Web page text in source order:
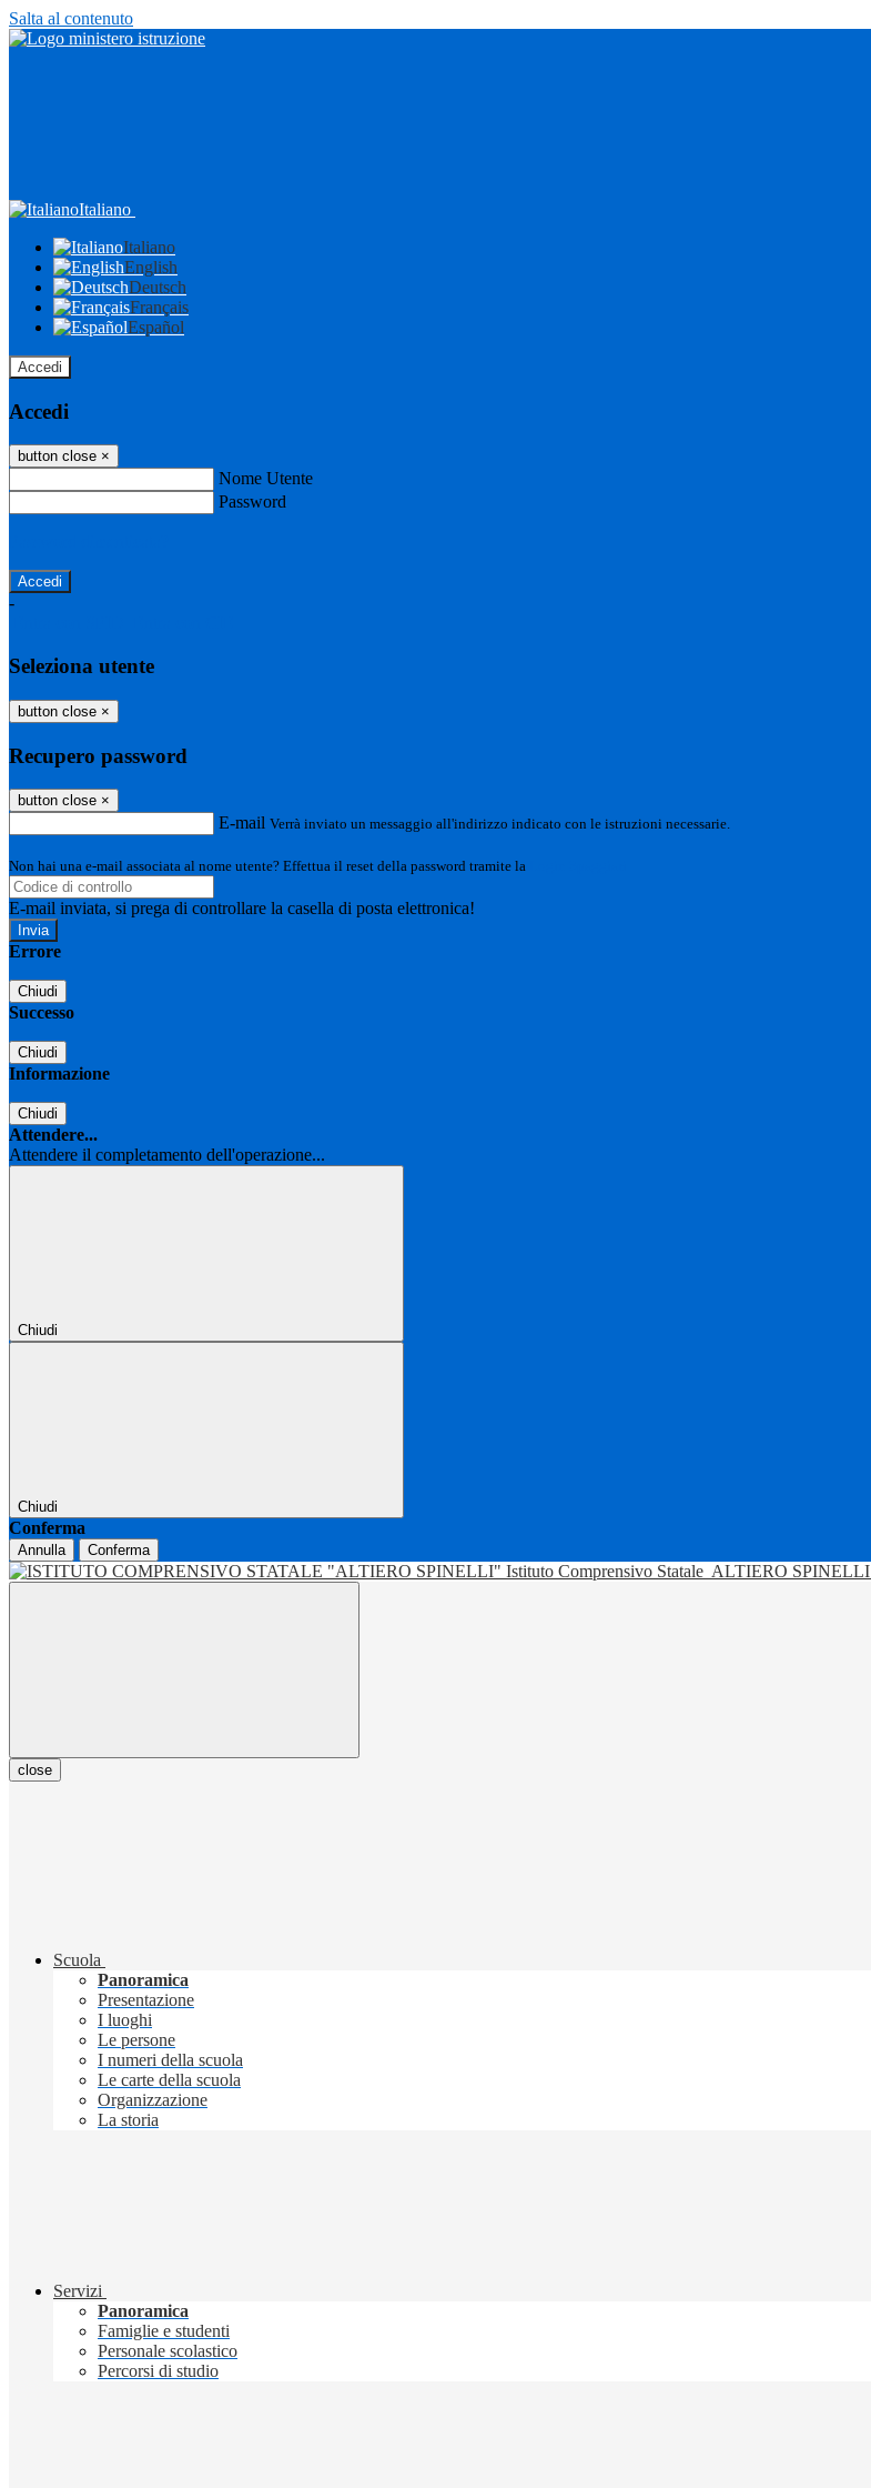
Salta al contenuto
Italiano
Italiano
English
Deutsch
Français
Español
Accedi
Accedi
button close ×
Nome Utente
Password
-
Seleziona utente
button close ×
Recupero password
button close ×
E-mail Verrà inviato un messaggio all'indirizzo indicato con le istruzioni necessarie.
Non hai una e-mail associata al nome utente? Effettua il reset della password tramite la
E-mail inviata, si prega di controllare la casella di posta elettronica!
Errore
Chiudi
Successo
Chiudi
Informazione
Chiudi
Attendere...
Attendere il completamento dell'operazione...
Chiudi
Chiudi
Conferma
Annulla Conferma
Istituto Comprensivo Statale ALTIERO SPINELLI
close
Scuola
Panoramica
Presentazione
I luoghi
Le persone
I numeri della scuola
Le carte della scuola
Organizzazione
La storia
Servizi
Panoramica
Famiglie e studenti
Personale scolastico
Percorsi di studio